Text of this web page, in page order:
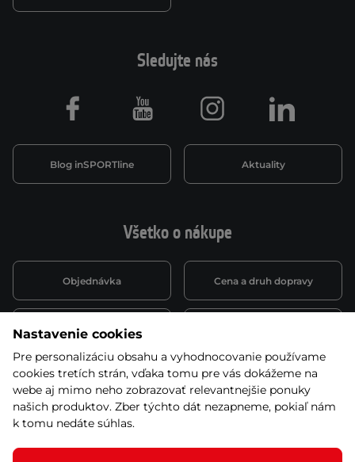
Všetko o nákupe
Objednávka Cena a druh dopravy
Spôsob platby
Montáž a servis Reklamácie a záruka
Kariéra
Sledujte nás
Blog inSPORTline Aktuality
Facebook Youtube Instagram LinkedIn
Nastavenie cookies
Pre personalizáciu obsahu a vyhodnocovanie používame
cookies tretích strán, vďaka tomu pre vás dokážeme na
webe aj mimo neho zobrazovať relevantnejšie ponuky
našich produktov. Zber týchto dát nezapneme, pokiaľ nám
k tomu nedáte súhlas.